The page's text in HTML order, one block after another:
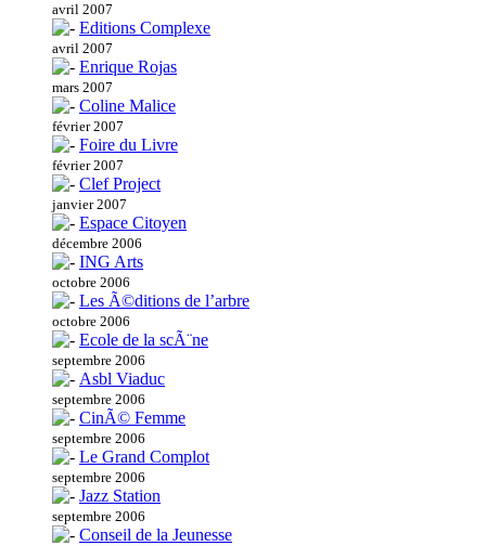
avril 2007
Editions Complexe
avril 2007
Enrique Rojas
mars 2007
Coline Malice
février 2007
Foire du Livre
février 2007
Clef Project
janvier 2007
Espace Citoyen
décembre 2006
ING Arts
octobre 2006
Les Ã©ditions de l’arbre
octobre 2006
Ecole de la scÃ¨ne
septembre 2006
Asbl Viaduc
septembre 2006
CinÃ© Femme
septembre 2006
Le Grand Complot
septembre 2006
Jazz Station
septembre 2006
Conseil de la Jeunesse